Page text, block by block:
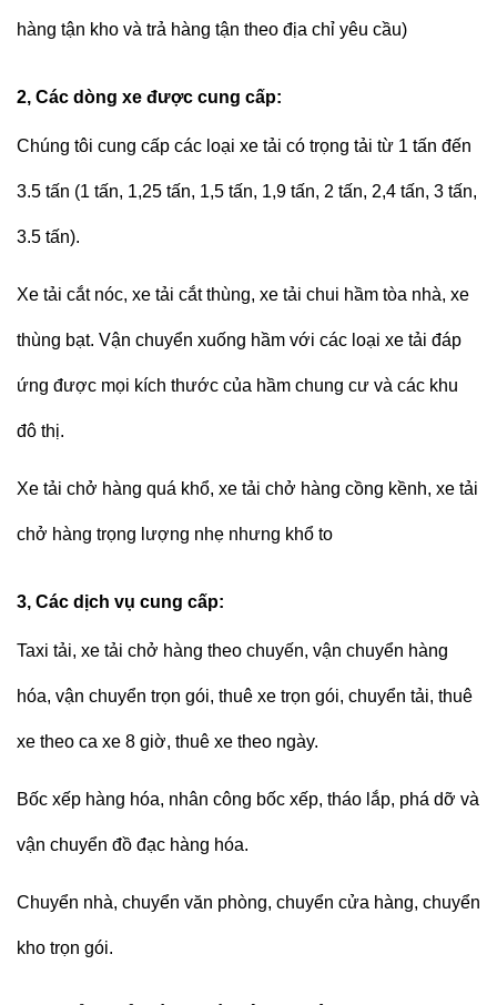
hàng tận kho và trả hàng tận theo địa chỉ yêu cầu)
2, Các dòng xe được cung cấp:
Chúng tôi cung cấp các loại xe tải có trọng tải từ 1 tấn đến
3.5 tấn (1 tấn, 1,25 tấn, 1,5 tấn, 1,9 tấn, 2 tấn, 2,4 tấn, 3 tấn,
3.5 tấn).
Xe tải cắt nóc, xe tải cắt thùng, xe tải chui hầm tòa nhà, xe
thùng bạt. Vận chuyển xuống hầm với các loại xe tải đáp
ứng được mọi kích thước của hầm chung cư và các khu
đô thị.
Xe tải chở hàng quá khổ, xe tải chở hàng cồng kềnh, xe tải
chở hàng trọng lượng nhẹ nhưng khổ to
3, Các dịch vụ cung cấp:
Taxi tải, xe tải chở hàng theo chuyến, vận chuyển hàng
hóa, vận chuyển trọn gói, thuê xe trọn gói, chuyển tải, thuê
xe theo ca xe 8 giờ, thuê xe theo ngày.
Bốc xếp hàng hóa, nhân công bốc xếp, tháo lắp, phá dỡ và
vận chuyển đồ đạc hàng hóa.
Chuyển nhà, chuyển văn phòng, chuyển cửa hàng, chuyển
kho trọn gói.